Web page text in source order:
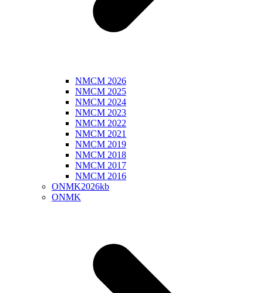
NMCM 2026
NMCM 2025
NMCM 2024
NMCM 2023
NMCM 2022
NMCM 2021
NMCM 2019
NMCM 2018
NMCM 2017
NMCM 2016
ONMK2026kb
ONMK